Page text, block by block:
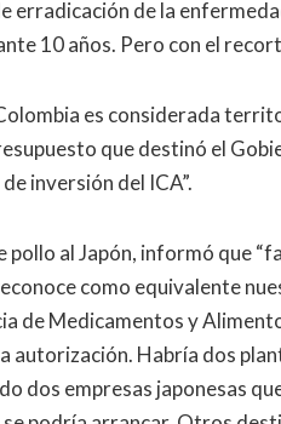
erradicación de la
10 años. Pero con el
es considerada
que destinó el
inversión del ICA”.
pollo al Japón, informó que
como equivalente
de Medicamentos y
autorización. Habría dos
dos empresas japonesas